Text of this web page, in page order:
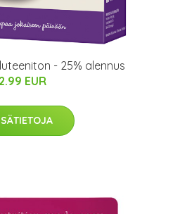
- 25% alennus
2.99 EUR